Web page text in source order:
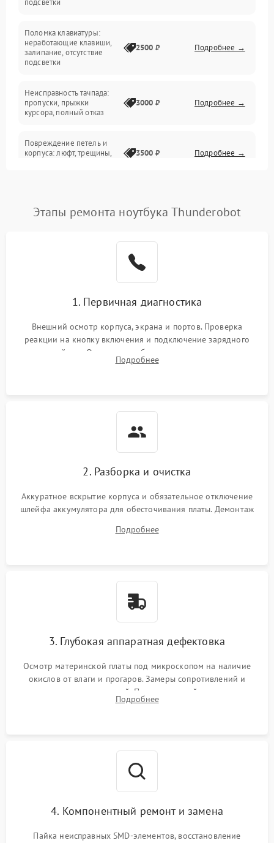
Электрические и системные сбои
Интерфейсные проблемы
Батарея
Сеть и интернет
подсветки
Поломка клавиатуры:
неработающие клавиши,
залипание, отсутствие
подсветки
2500 ₽ Подробнее →
Неисправность тачпада:
пропуски, прыжки
курсора, полный отказ
3000 ₽ Подробнее →
Повреждение петель и
корпуса: люфт, трещины,
3500 ₽ Подробнее →
невозможность зарядки,
2500 ₽ Подробнее →
2000 ₽
Перегрев из‑за пыли,
неисправности кулера
Выход из строя SSD или
HDD: медленная загрузка,
2000 ₽
Проблемы Wi‑Fi или
2500 ₽
Этапы ремонта ноутбука Thunderobot
1. Первичная диагностика
Внешний осмотр корпуса, экрана и портов. Проверка
реакции на кнопку включения и подключение зарядного
устройства. Оценка потребления тока с помощью
лабораторного блока питания для локализации проблемы.
Подробнее
2. Разборка и очистка
Аккуратное вскрытие корпуса и обязательное отключение
шлейфа аккумулятора для обесточивания платы. Демонтаж
высохшей термопасты с кристаллов чипов.
Подробнее
3. Глубокая аппаратная дефектовка
Осмотр материнской платы под микроскопом на наличие
окислов от влаги и прогаров. Замеры сопротивлений и
дежурных напряжений. Проверка цепей питания,
мультиконтроллера, процессора и видеочипа.
Подробнее
4. Компонентный ремонт и замена
Пайка неисправных SMD-элементов, восстановление